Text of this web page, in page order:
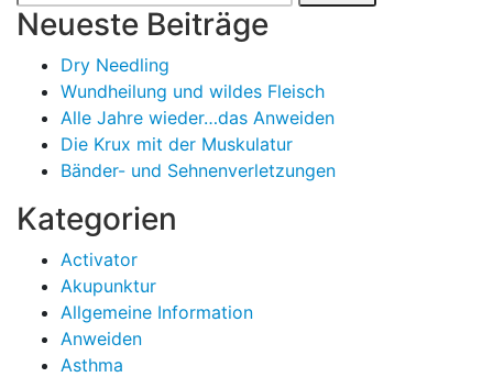
nach:
Neueste Beiträge
Dry Needling
Wundheilung und wildes Fleisch
Alle Jahre wieder…das Anweiden
Die Krux mit der Muskulatur
Bänder- und Sehnenverletzungen
Kategorien
Activator
Akupunktur
Allgemeine Information
Anweiden
Asthma